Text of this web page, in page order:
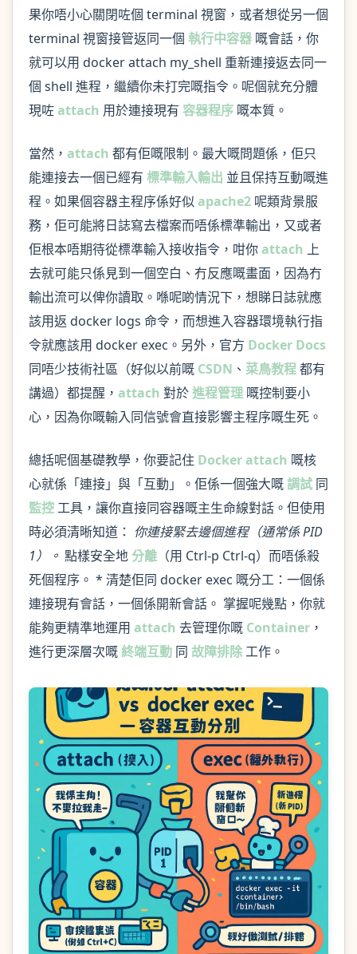
果你唔小心關閉咗個 terminal 視窗，或者想從另一個
terminal 視窗接管返同一個 執行中容器 嘅會話，你
就可以用 docker attach my_shell 重新連接返去同一
個 shell 進程，繼續你未打完嘅指令。呢個就充分體
現咗 attach 用於連接現有 容器程序 嘅本質。
當然， attach 都有佢嘅限制。最大嘅問題係，佢只
能連接去一個已經有 標準輸入輸出 並且保持互動嘅進
程。如果個容器主程序係好似 apache2 呢類背景服
務，佢可能將日誌寫去檔案而唔係標準輸出，又或者
佢根本唔期待從標準輸入接收指令，咁你 attach 上
去就可能只係見到一個空白、冇反應嘅畫面，因為冇
輸出流可以俾你讀取。喺呢啲情況下，想睇日誌就應
該用返 docker logs 命令，而想進入容器環境執行指
令就應該用 docker exec。另外，官方 Docker Docs
同唔少技術社區（好似以前嘅 CSDN 、 菜鳥教程都有
講過）都提醒， attach 對於進程管理 嘅控制要小
心，因為你嘅輸入同信號會直接影響主程序嘅生死。
總括呢個基礎教學，你要記住 Docker attach 嘅核
心就係「連接」與「互動」。佢係一個強大嘅調試 同
監控工具，讓你直接同容器嘅主生命線對話。但使用
時必須清晰知道： 你連接緊去邊個進程（通常係 PID
1）。 點樣安全地 分離 （用 Ctrl-p Ctrl-q）而唔係殺
死個程序。 * 清楚佢同 docker exec 嘅分工：一個係
連接現有會話，一個係開新會話。 掌握呢幾點，你就
能夠更精準地運用 attach 去管理你嘅 Container ，
進行更深層次嘅終端互動 同 故障排除工作。